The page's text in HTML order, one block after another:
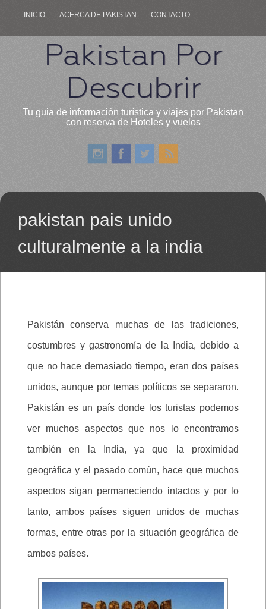
INICIO ACERCA DE PAKISTAN CONTACTO
Pakistan Por
Descubrir
Tu guia de información turística y viajes por Pakistan
con reserva de Hoteles y vuelos
pakistan pais unido
culturalmente a la india
Pakistán conserva muchas de las tradiciones,
costumbres y gastronomía de la India, debido a
que no hace demasiado tiempo, eran dos países
unidos, aunque por temas políticos se separaron.
Pakistán es un país donde los turistas podemos
ver muchos aspectos que nos lo encontramos
también en la India, ya que la proximidad
geográfica y el pasado común, hace que muchos
aspectos sigan permaneciendo intactos y por lo
tanto, ambos países siguen unidos de muchas
formas, entre otras por la situación geográfica de
ambos países.